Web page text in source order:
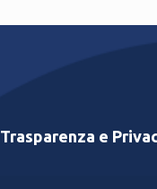
Trasparenza e